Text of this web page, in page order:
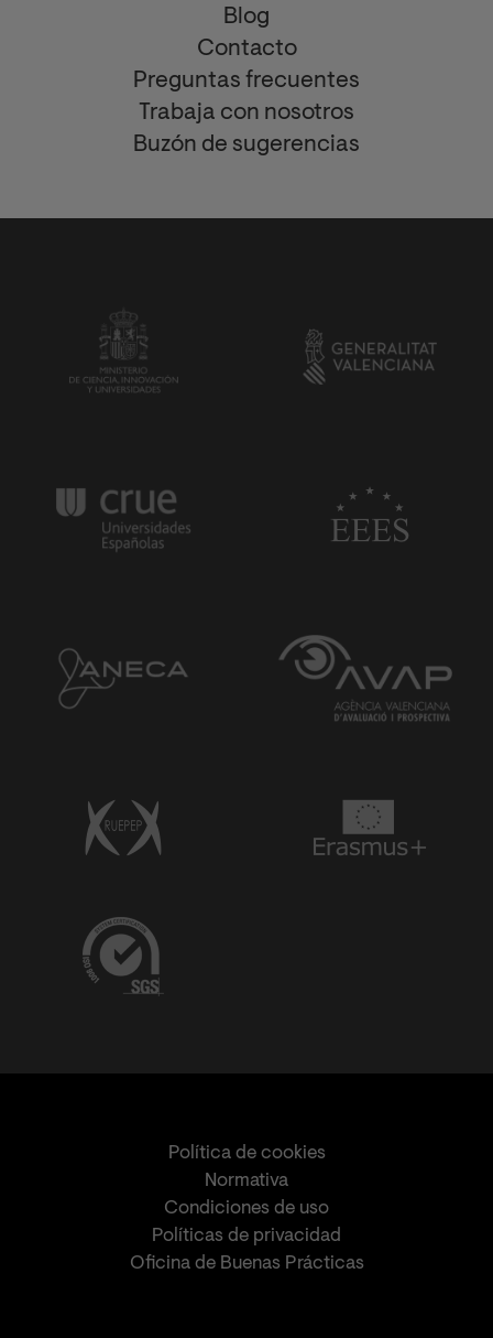
Blog
Contacto
Preguntas frecuentes
Trabaja con nosotros
Buzón de sugerencias
Política de cookies
Normativa
Condiciones de uso
Políticas de privacidad
Oficina de Buenas Prácticas